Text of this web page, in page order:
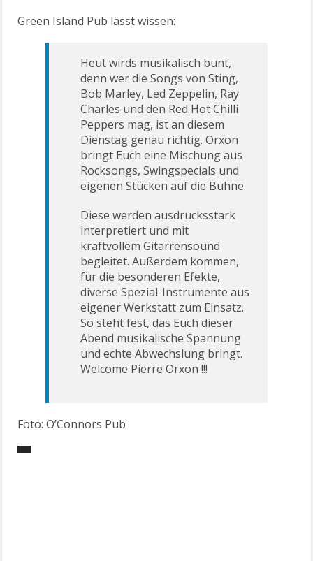
Green Island Pub lässt wissen:
Heut wirds musikalisch bunt,
denn wer die Songs von Sting,
Bob Marley, Led Zeppelin, Ray
Charles und den Red Hot Chilli
Peppers mag, ist an diesem
Dienstag genau richtig. Orxon
bringt Euch eine Mischung aus
Rocksongs, Swingspecials und
eigenen Stücken auf die Bühne.
Diese werden ausdrucksstark
interpretiert und mit
kraftvollem Gitarrensound
begleitet. Außerdem kommen,
für die besonderen Efekte,
diverse Spezial-Instrumente aus
eigener Werkstatt zum Einsatz.
So steht fest, das Euch dieser
Abend musikalische Spannung
und echte Abwechslung bringt.
Welcome Pierre Orxon !!!
Foto: O’Connors Pub